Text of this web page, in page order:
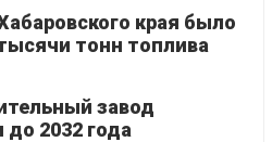
края было
тонн топлива
завод
до 2032 года